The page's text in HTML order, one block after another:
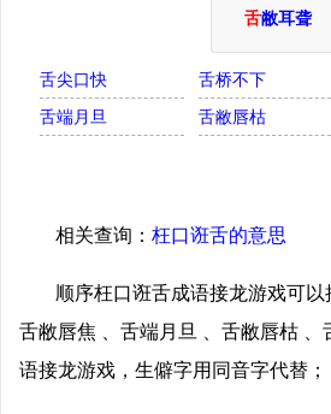
舌敝耳聋
舌尖口快 舌桥不下
舌端月旦
舌敝唇枯
相关查询： 枉口诳舌的意思
顺序枉口诳舌成语接龙游戏可
舌敝唇焦 、舌端月旦 、舌敝唇枯
语接龙游戏，生僻字用同音字代替；